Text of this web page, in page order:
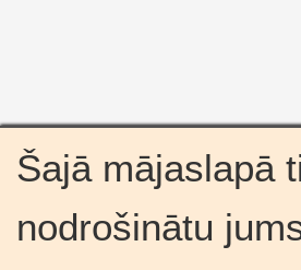
Šajā mājaslapā
nodrošinātu